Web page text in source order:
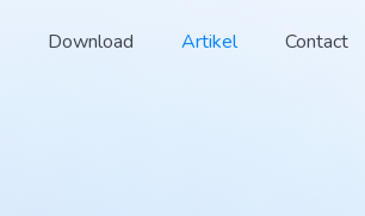
Download Artikel Contact